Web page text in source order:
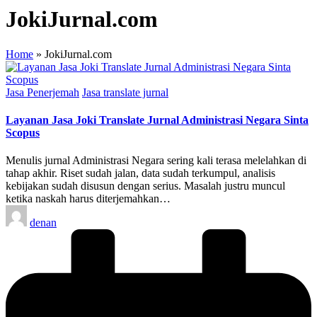
JokiJurnal.com
Home » JokiJurnal.com
Posted
Jasa Penerjemah Jasa translate jurnal
Layanan Jasa Joki Translate Jurnal Administrasi Negara Sinta
Scopus
Menulis jurnal Administrasi Negara sering kali terasa melelahkan di
tahap akhir. Riset sudah jalan, data sudah terkumpul, analisis
kebijakan sudah disusun dengan serius. Masalah justru muncul
ketika naskah harus diterjemahkan…
Posted
by
denan